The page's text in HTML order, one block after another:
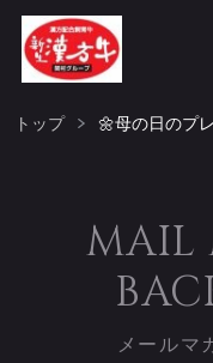
トップ 🌼母の日のプ
MAIL
メールマ